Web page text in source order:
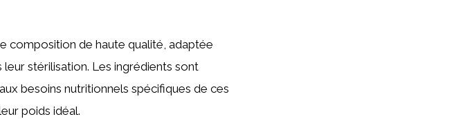
composition de haute qualité, adaptée
stérilisation. Les ingrédients sont
besoins nutritionnels spécifiques de ces
poids idéal.